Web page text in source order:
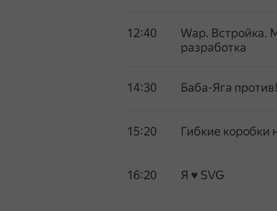
12:40
Wap. Встройка.
разработка
14:30 Баба-Яга против!
15:20 Гибкие коробки
16:20 Я ♥ SVG